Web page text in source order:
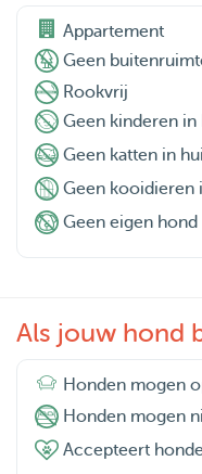
Appartement
Geen
Rookvrij
Geen kinderen in
Geen katten in
Geen kooidieren
Geen eigen hond
Als jouw hond
Honden mogen
Honden mogen
Accepteert